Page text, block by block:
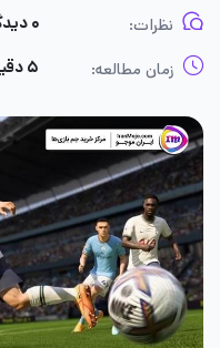
نظرات: ۰ دیدگاه
زمان مطالعه: ۵ دقیقه